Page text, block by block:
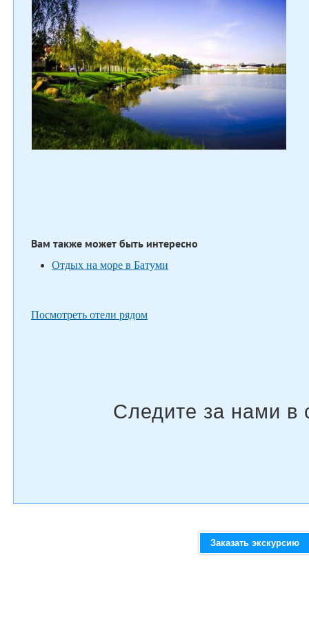
Вам также может быть интересно
Отдых на море в Батуми
Посмотреть отели рядом
Следите за нами в соцсетях
Заказать экскурсию